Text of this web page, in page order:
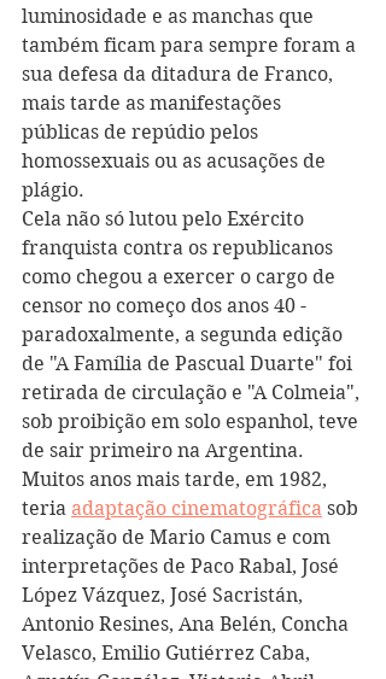
luminosidade e as manchas que
também ficam para sempre foram a
sua defesa da ditadura de Franco,
mais tarde as manifestações
públicas de repúdio pelos
homossexuais ou as acusações de
plágio.
Cela não só lutou pelo Exército
franquista contra os republicanos
como chegou a exercer o cargo de
censor no começo dos anos 40 -
paradoxalmente, a segunda edição
de "A Família de Pascual Duarte" foi
retirada de circulação e "A Colmeia",
sob proibição em solo espanhol, teve
de sair primeiro na Argentina.
Muitos anos mais tarde, em 1982,
teria adaptação cinematográfica sob
realização de Mario Camus e com
interpretações de Paco Rabal, José
López Vázquez, José Sacristán,
Antonio Resines, Ana Belén, Concha
Velasco, Emilio Gutiérrez Caba,